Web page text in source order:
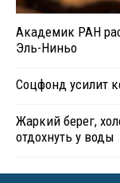
Академик РАН
Эль-Ниньо
Соцфонд усилит
Жаркий берег,
отдохнуть у воды